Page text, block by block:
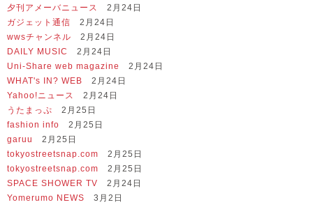
夕刊アメーバニュース
2月24日
ガジェット通信 2月24日
wwsチャンネル 2月24日
DAILY MUSIC
2月24日
Uni-Share web magazine
2月24日
WHAT's IN? WEB 2月24日
Yahoo!ニュース
2月24日
うたまっぷ 2月25日
fashion info 2月25日
garuu
2月25日
tokyostreetsnap.com 2月25日
tokyostreetsnap.com 2月25日
SPACE SHOWER TV 2月24日
Yomerumo NEWS 3月2日